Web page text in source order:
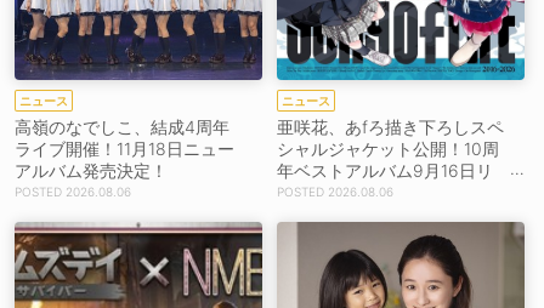
ニュース
高嶺のなでしこ、結成4周年
ライブ開催！11月18日ニュー
アルバム発売決定！
2026.08.06
ニュース
亜咲花、あfろ描き下ろしスペ
シャルジャケット公開！10周
年ベストアルバム9月16日リ
リース！2026.08.06